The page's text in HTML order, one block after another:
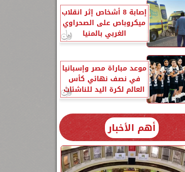
إصابة 8 أشخاص إثر انقلاب
ميكروباص على الصحراوي
الغربي بالمنيا
موعد مباراة مصر وإسبانيا
في نصف نهائي كأس
العالم لكرة اليد للناشئات
أهم الأخبار